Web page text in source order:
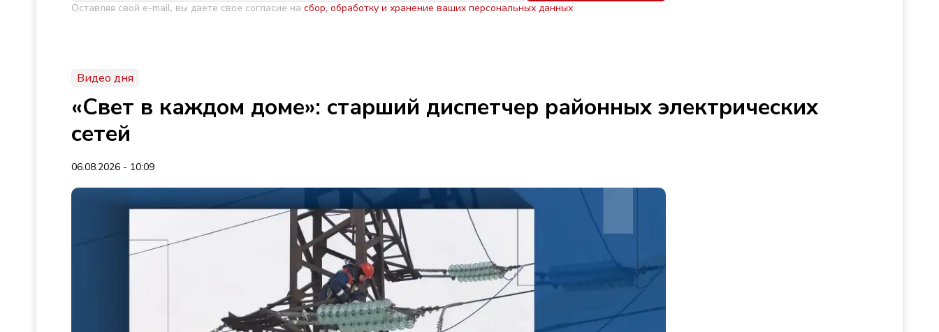
Оставляя свой e-mail, вы даете свое согласие на сбор, обработку и хранение ваших персональных данных
Видео дня
«Свет в каждом доме»: старший диспетчер районных электрических
сетей
06.08.2026 - 10:09